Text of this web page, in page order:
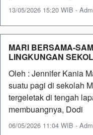
13/05/2026 15:20 WIB -
MARI BERSAMA-
LINGKUNGAN
Oleh : Jennifer Kania
suatu pagi di sekolah
tergeletak di tengah
membuangnya, Dodi
06/05/2026 11:04 WIB -